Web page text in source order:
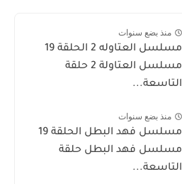
منذ بضع سنوات
مسلسل العتاوله 2 الحلقة 19
مسلسل العتاولة 2 حلقة
التاسعة...
منذ بضع سنوات
مسلسل فهد البطل الحلقة 19
مسلسل فهد البطل حلقة
التاسعة...